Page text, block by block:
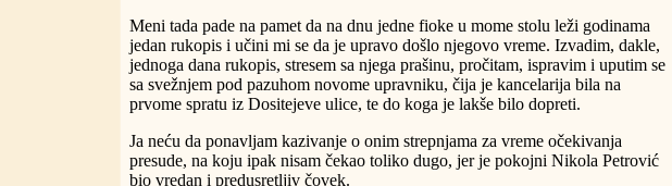
Meni tada pade na pamet da na dnu jedne fioke u mome stolu leži godinama
jedan rukopis i učini mi se da je upravo došlo njegovo vreme. Izvadim, dakle,
jednoga dana rukopis, stresem sa njega prašinu, pročitam, ispravim i uputim se
sa svežnjem pod pazuhom novome upravniku, čija je kancelarija bila na
prvome spratu iz Dositejeve ulice, te do koga je lakše bilo dopreti.
Ja neću da ponavljam kazivanje o onim strepnjama za vreme očekivanja
presude, na koju ipak nisam čekao toliko dugo, jer je pokojni Nikola Petrović
bio vredan i predusretljiv čovek.